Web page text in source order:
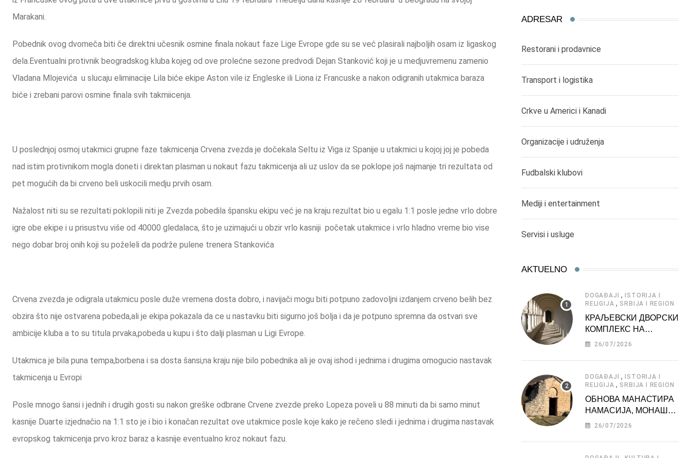
Marakani.
Pobednik ovog dvomeča biti če direktni učesnik osmine finala nokaut faze Lige Evrope gde su se već plasirali najboljih osam iz ligaskog
dela.Eventualni protivnik beogradskog kluba kojeg od ove prolećne sezone predvodi Dejan Stanković koji je u medjuvremenu zamenio
Vladana Mlojevića u slucaju eliminacije Lila biće ekipe Aston vile iz Engleske ili Liona iz Francuske a nakon odigranih utakmica baraza
biće i zrebani parovi osmine finala svih takmiicenja.
U poslednjoj osmoj utakmici grupne faze takmicenja Crvena zvezda je dočekala Seltu iz Viga iz Spanije u utakmici u kojoj joj je pobeda
nad istim protivnikom mogla doneti i direktan plasman u nokaut fazu takmicenja ali uz uslov da se poklope još najmanje tri rezultata od
pet mogućih da bi crveno beli uskocili medju prvih osam.
Nažalost niti su se rezultati poklopili niti je Zvezda pobedila špansku ekipu već je na kraju rezultat bio u egalu 1:1 posle jedne vrlo dobre
igre obe ekipe i u prisustvu više od 40000 gledalaca, što je uzimajući u obzir vrlo kasniji početak utakmice i vrlo hladno vreme bio vise
nego dobar broj onih koji su poželeli da podrže pulene trenera Stankovića
Crvena zvezda je odigrala utakmicu posle duže vremena dosta dobro, i navijači mogu biti potpuno zadovoljni izdanjem crveno belih bez
obzira što nije ostvarena pobeda,ali je ekipa pokazala da ce u nastavku biti sigurno još bolja i da je potpuno spremna da ostvari sve
ambicije kluba a to su titula prvaka,pobeda u kupu i što dalji plasman u Ligi Evrope.
Utakmica je bila puna tempa,borbena i sa dosta šansi,na kraju nije bilo pobednika ali je ovaj ishod i jednima i drugima omogucio nastavak
takmicenja u Evropi
Posle mnogo šansi i jednih i drugih gosti su nakon greške odbrane Crvene zvezde preko Lopeza poveli u 88 minuti da bi samo minut
kasnije Duarte izjednačio na 1:1 sto je i bio i konačan rezultat ove utakmice posle koje kako je rečeno sledi i jednima i drugima nastavak
evropskog takmicenja prvo kroz baraz a kasnije eventualno kroz nokaut fazu.
ADRESAR
Restorani i prodavnice
Transport i logistika
Crkve u Americi i Kanadi
Organizacije i udruženja
Fudbalski klubovi
Mediji i entertainment
Servisi i usluge
AKTUELNO
DOGAĐAJI , ISTORIJA I
RELIGIJA , SRBIJA I REGION
КРАЉЕВСКИ ДВОРСКИ
КОМПЛЕКС НА
ДЕДИЊУ –
АТРАКЦИЈА
26/07/2026
DOGAĐAJI , ISTORIJA I
RELIGIJA , SRBIJA I REGION
ОБНОВА МАНАСТИРА
НАМАСИЈА, МОНАШКЕ
ЗАДУЖБИНЕ
26/07/2026